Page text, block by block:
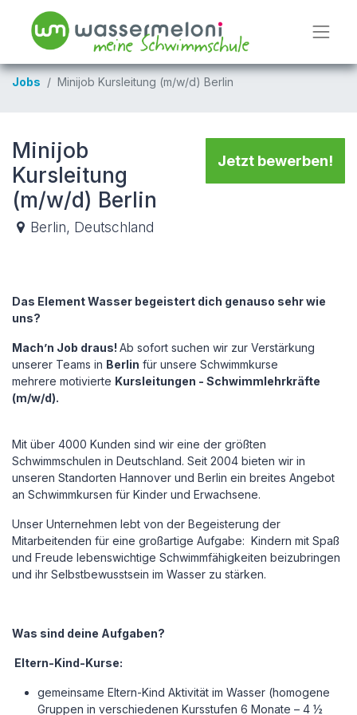
Jobs Minijob Kursleitung (m/w/d) Berlin
Jetzt bewerben!
Minijob
Kursleitung
(m/w/d) Berlin
Berlin, Deutschland
Das Element Wasser begeistert dich genauso sehr wie
uns?
Mach’n Job draus! Ab sofort suchen wir zur Verstärkung
unserer Teams in Berlin für unsere Schwimmkurse
mehrere motivierte Kursleitungen - Schwimmlehrkräfte
(m/w/d).
Mit über 4000 Kunden sind wir eine der größten
Schwimmschulen in Deutschland. Seit 2004 bieten wir in
unseren Standorten Hannover und Berlin ein breites Angebot
an Schwimmkursen für Kinder und Erwachsene.
Unser Unternehmen lebt von der Begeisterung der
Mitarbeitenden für eine großartige Aufgabe: Kindern mit Spaß
und Freude lebenswichtige Schwimmfähigkeiten beizubringen
und ihr Selbstbewusstsein im Wasser zu stärken.
Was sind deine Aufgaben?
Eltern-Kind-Kurse:
gemeinsame Eltern-Kind Aktivität im Wasser (homogene
Gruppen in verschiedenen Kursstufen 6 Monate – 4 ½